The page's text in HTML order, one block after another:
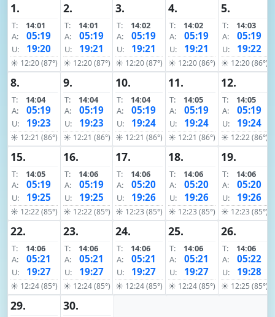
1.
T:
14:01
A:
05:19
U: 19:20
☀ 12:20 (87°)
2.
T:
14:01
A:
05:19
U: 19:21
☀ 12:20 (87°)
3.
T:
14:02
A:
05:19
U: 19:21
☀ 12:20 (87°)
4.
T:
14:02
A:
05:19
U: 19:21
☀ 12:20 (86°)
5.
T:
14:03
A:
05:19
U: 19:22
☀ 12:20 (86°)
8.
T:
14:04
A:
05:19
U: 19:23
☀ 12:21 (86°)
9.
T:
14:04
A:
05:19
U: 19:23
☀ 12:21 (86°)
10.
T:
14:04
A:
05:19
U: 19:24
☀ 12:21 (86°)
11.
T:
14:05
A:
05:19
U: 19:24
☀ 12:21 (86°)
12.
T:
14:05
A:
05:19
U: 19:24
☀ 12:22 (86°)
15.
T:
14:05
A:
05:19
U: 19:25
☀ 12:22 (85°)
16.
T:
14:06
A:
05:19
U: 19:25
☀ 12:22 (85°)
17.
T:
14:06
A:
05:20
U: 19:26
☀ 12:23 (85°)
18.
T:
14:06
A:
05:20
U: 19:26
☀ 12:23 (85°)
19.
T:
14:06
A:
05:20
U: 19:26
☀ 12:23 (85°)
22.
T:
14:06
A:
05:21
U: 19:27
☀ 12:24 (85°)
23.
T:
14:06
A:
05:21
U: 19:27
☀ 12:24 (85°)
24.
T:
14:06
A:
05:21
U: 19:27
☀ 12:24 (85°)
25.
T:
14:06
A:
05:21
U: 19:27
☀ 12:24 (85°)
26.
T:
14:06
A:
05:22
U: 19:28
☀ 12:25 (85°)
29. 30.